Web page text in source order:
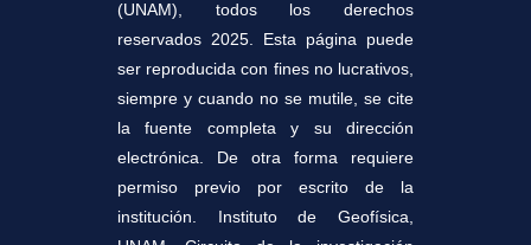
(UNAM), todos los derechos
reservados 2025. Esta página puede
ser reproducida con fines no lucrativos,
siempre y cuando no se mutile, se cite
la fuente completa y su dirección
electrónica. De otra forma requiere
permiso previo por escrito de la
institución. Instituto de Geofísica,